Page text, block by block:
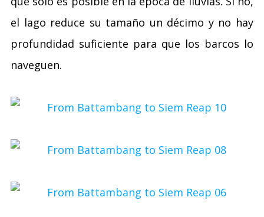
el lago reduce su tamaño un décimo y no hay
profundidad suficiente para que los barcos lo
naveguen.